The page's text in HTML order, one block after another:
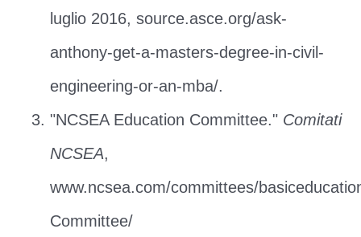
luglio 2016, source.asce.org/ask-
anthony-get-a-masters-degree-in-civil-
engineering-or-an-mba/.
"NCSEA Education Committee." Comitati
NCSEA,
www.ncsea.com/committees/
Committee/